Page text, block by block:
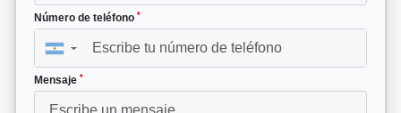
Número de teléfono *
▼
Mensaje *